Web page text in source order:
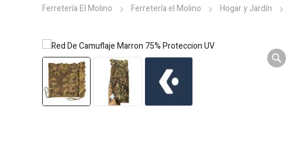
Ferretería El Molino Ferretería el Molino Hogar y Jardín